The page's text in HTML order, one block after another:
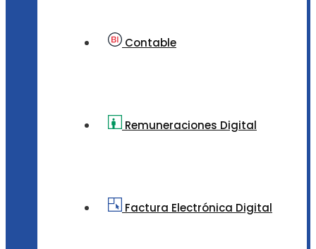
Contable
Remuneraciones Digital
Factura Electrónica Digital